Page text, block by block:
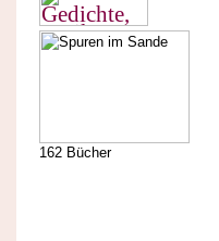
162 Bücher